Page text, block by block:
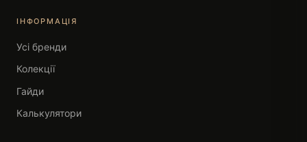
ІНФОРМАЦІЯ
Усі бренди
Колекції
Гайди
Калькулятори